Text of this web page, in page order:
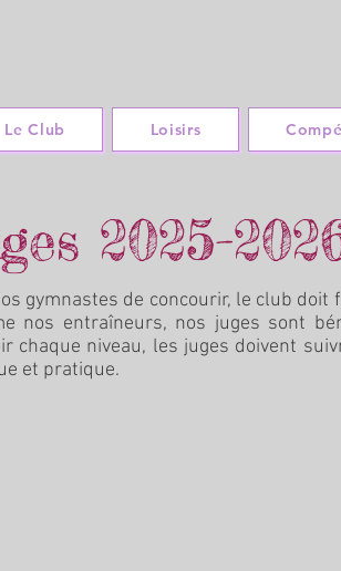
Le Club Loisirs
2025-
gymnastes de concourir, le club
nos entraîneurs, nos juges sont
chaque niveau, les juges doivent
et pratique.